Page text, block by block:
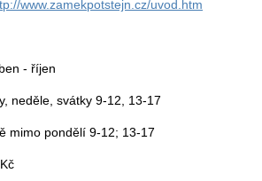
www.zamekpotstejn.cz/uvod.htm
- říjen
neděle, svátky 9-12, 13-17
mimo pondělí 9-12; 13-17